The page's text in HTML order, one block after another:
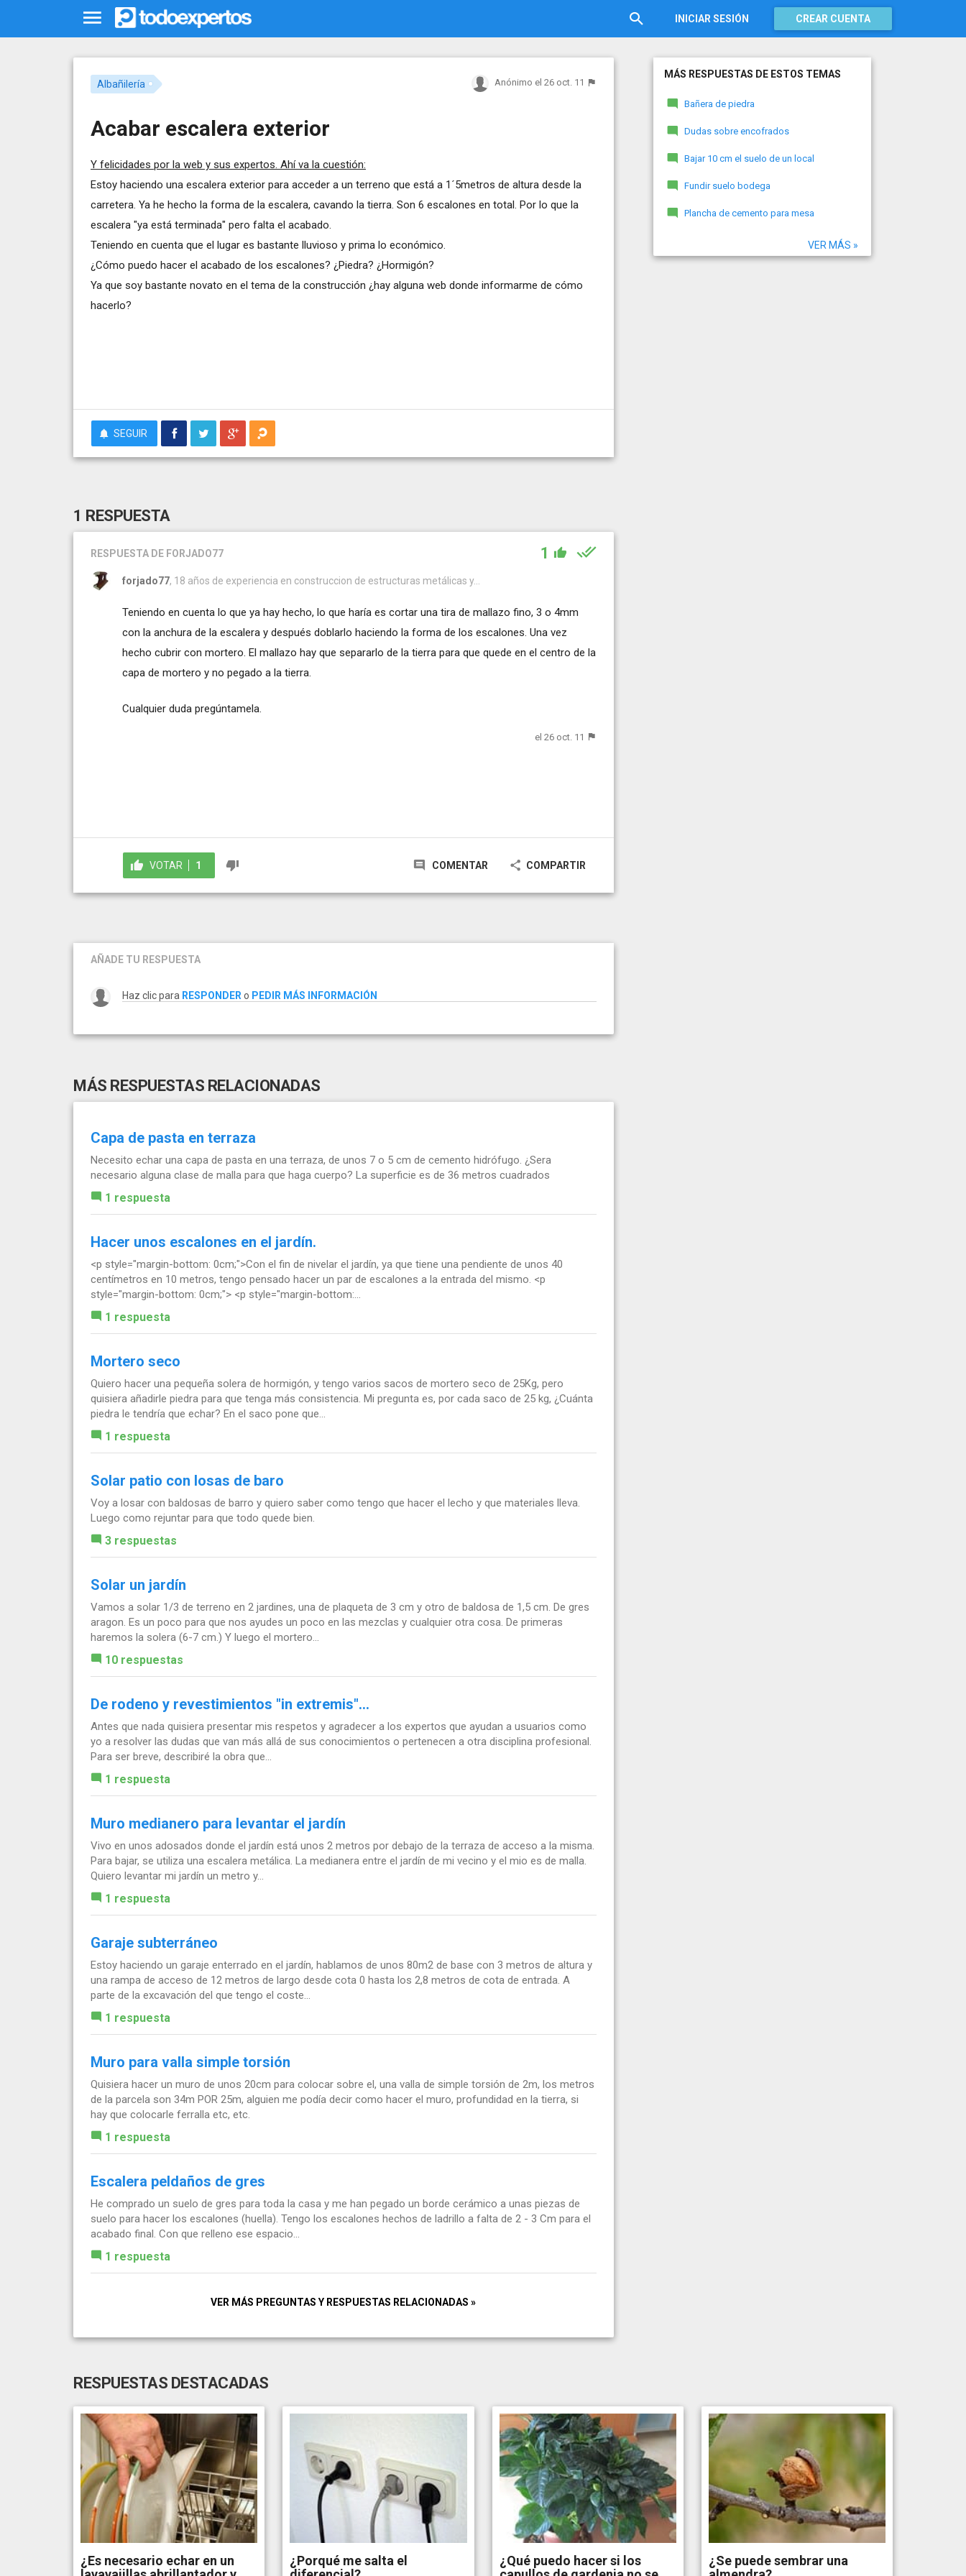
INICIAR SESIÓN CREAR CUENTA
Albañilería Anónimo el 26 oct. 11
Acabar escalera exterior
Y felicidades por la web y sus expertos. Ahí va la cuestión:
Estoy haciendo una escalera exterior para acceder a un terreno que está a 1´5metros de altura desde la
carretera. Ya he hecho la forma de la escalera, cavando la tierra. Son 6 escalones en total. Por lo que la
escalera "ya está terminada" pero falta el acabado.
Teniendo en cuenta que el lugar es bastante lluvioso y prima lo económico.
¿Cómo puedo hacer el acabado de los escalones? ¿Piedra? ¿Hormigón?
Ya que soy bastante novato en el tema de la construcción ¿hay alguna web donde informarme de cómo
hacerlo?
SEGUIR
1 RESPUESTA
RESPUESTA DE FORJADO77 1
forjado77, 18 años de experiencia en construccion de estructuras metálicas y...
Teniendo en cuenta lo que ya hay hecho, lo que haría es cortar una tira de mallazo fino, 3 o 4mm
con la anchura de la escalera y después doblarlo haciendo la forma de los escalones. Una vez
hecho cubrir con mortero. El mallazo hay que separarlo de la tierra para que quede en el centro de la
capa de mortero y no pegado a la tierra.
Cualquier duda pregúntamela.
el 26 oct. 11
VOTAR 1 COMENTAR COMPARTIR
AÑADE TU RESPUESTA
Haz clic para RESPONDER o PEDIR MÁS INFORMACIÓN
MÁS RESPUESTAS RELACIONADAS
Capa de pasta en terraza
Necesito echar una capa de pasta en una terraza, de unos 7 o 5 cm de cemento hidrófugo. ¿Sera
necesario alguna clase de malla para que haga cuerpo? La superficie es de 36 metros cuadrados
1 respuesta
Hacer unos escalones en el jardín.
<p style="margin-bottom: 0cm;">Con el fin de nivelar el jardín, ya que tiene una pendiente de unos 40
centímetros en 10 metros, tengo pensado hacer un par de escalones a la entrada del mismo. <p
style="margin-bottom: 0cm;"> <p style="margin-bottom:...
1 respuesta
Mortero seco
Quiero hacer una pequeña solera de hormigón, y tengo varios sacos de mortero seco de 25Kg, pero
quisiera añadirle piedra para que tenga más consistencia. Mi pregunta es, por cada saco de 25 kg, ¿Cuánta
piedra le tendría que echar? En el saco pone que...
1 respuesta
Solar patio con losas de baro
Voy a losar con baldosas de barro y quiero saber como tengo que hacer el lecho y que materiales lleva.
Luego como rejuntar para que todo quede bien.
3 respuestas
Solar un jardín
Vamos a solar 1/3 de terreno en 2 jardines, una de plaqueta de 3 cm y otro de baldosa de 1,5 cm. De gres
aragon. Es un poco para que nos ayudes un poco en las mezclas y cualquier otra cosa. De primeras
haremos la solera (6-7 cm.) Y luego el mortero...
10 respuestas
De rodeno y revestimientos "in extremis"...
Antes que nada quisiera presentar mis respetos y agradecer a los expertos que ayudan a usuarios como
yo a resolver las dudas que van más allá de sus conocimientos o pertenecen a otra disciplina profesional.
Para ser breve, describiré la obra que...
1 respuesta
Muro medianero para levantar el jardín
Vivo en unos adosados donde el jardín está unos 2 metros por debajo de la terraza de acceso a la misma.
Para bajar, se utiliza una escalera metálica. La medianera entre el jardín de mi vecino y el mio es de malla.
Quiero levantar mi jardín un metro y...
1 respuesta
Garaje subterráneo
Estoy haciendo un garaje enterrado en el jardín, hablamos de unos 80m2 de base con 3 metros de altura y
una rampa de acceso de 12 metros de largo desde cota 0 hasta los 2,8 metros de cota de entrada. A
parte de la excavación del que tengo el coste...
1 respuesta
Muro para valla simple torsión
Quisiera hacer un muro de unos 20cm para colocar sobre el, una valla de simple torsión de 2m, los metros
de la parcela son 34m POR 25m, alguien me podía decir como hacer el muro, profundidad en la tierra, si
hay que colocarle ferralla etc, etc.
1 respuesta
Escalera peldaños de gres
He comprado un suelo de gres para toda la casa y me han pegado un borde cerámico a unas piezas de
suelo para hacer los escalones (huella). Tengo los escalones hechos de ladrillo a falta de 2 - 3 Cm para el
acabado final. Con que relleno ese espacio...
1 respuesta
VER MÁS PREGUNTAS Y RESPUESTAS RELACIONADAS »
MÁS RESPUESTAS DE ESTOS TEMAS
Bañera de piedra
Dudas sobre encofrados
Bajar 10 cm el suelo de un local
Fundir suelo bodega
Plancha de cemento para mesa
VER MÁS »
RESPUESTAS DESTACADAS
¿Es necesario echar en un
¿Porqué me salta el
¿Qué puedo hacer si los
¿Se puede sembrar una